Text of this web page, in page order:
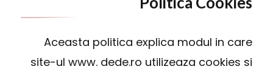
Aceasta politica explica modul in care
site-ul www. dede.ro utilizeaza cookies si